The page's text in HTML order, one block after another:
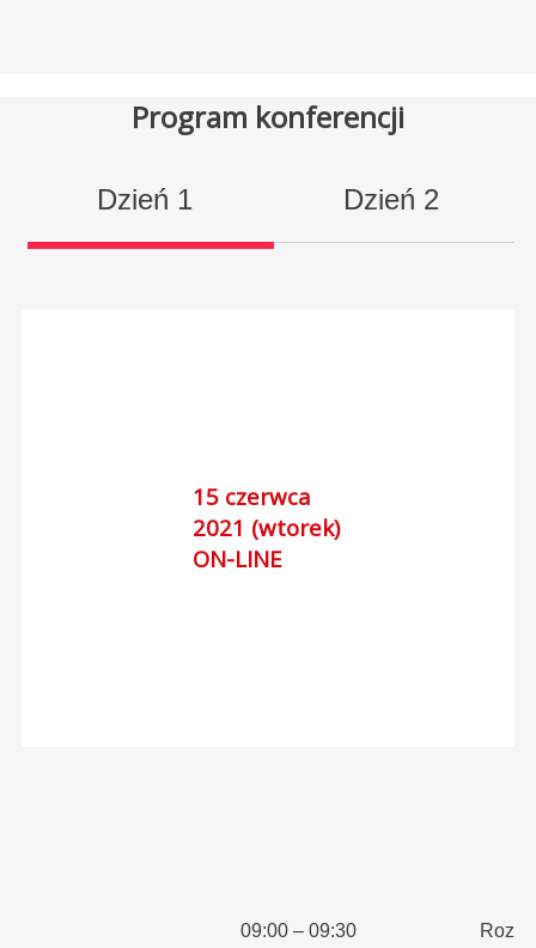
Program konferencji
Dzień 1
15 czerwca
2021 (wtorek)
ON-LINE
09:00 – 09:30
Dzień 2